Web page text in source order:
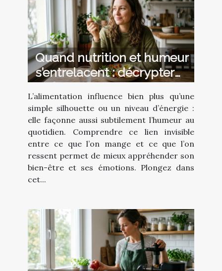
Quand nutrition et humeur
s’entrelacent : décrypter
l’influence invisible
L’alimentation influence bien plus qu’une
simple silhouette ou un niveau d’énergie :
elle façonne aussi subtilement l’humeur au
quotidien. Comprendre ce lien invisible
entre ce que l’on mange et ce que l’on
ressent permet de mieux appréhender son
bien-être et ses émotions. Plongez dans
cet...